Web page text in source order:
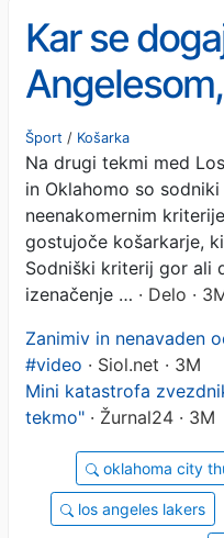
Kar se
besen je
Šport / Košarka
Na drugi tekmi med
in Oklahomo so sodniki
neenakomernim
gostujoče košarkarje,
Sodniški kriterij gor ali
izenačenje … · Delo ·
Zanimiv in nenavaden
#video · Siol.net · 3M
Mini katastrofa
tekmo" · Žurnal24 · 3M
oklahoma city
los angeles lakers